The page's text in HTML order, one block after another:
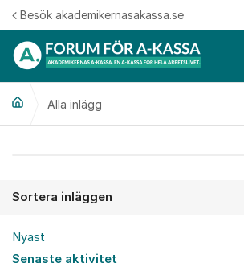
Hoppa till innehåll
Besök akademikernasakassa.se
Alla inlägg
Sortera inläggen
Nyast
Senaste aktivitet